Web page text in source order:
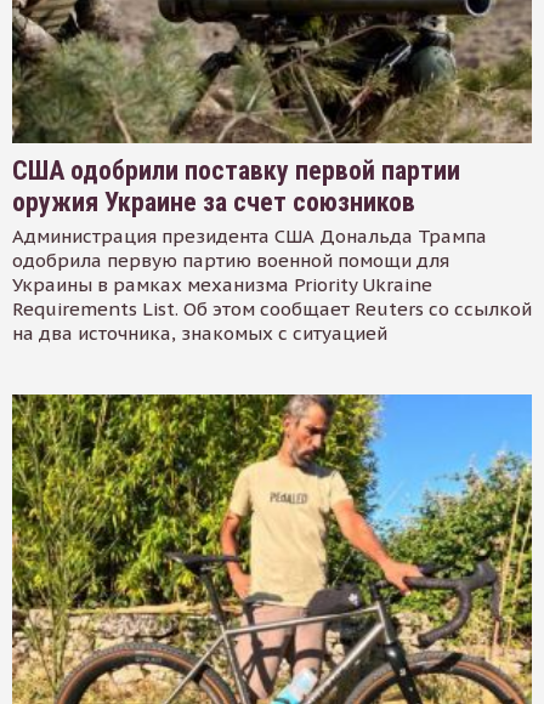
США одобрили поставку первой партии
оружия Украине за счет союзников
Администрация президента США Дональда Трампа
одобрила первую партию военной помощи для
Украины в рамках механизма Priority Ukraine
Requirements List. Об этом сообщает Reuters со ссылкой
на два источника, знакомых с ситуацией